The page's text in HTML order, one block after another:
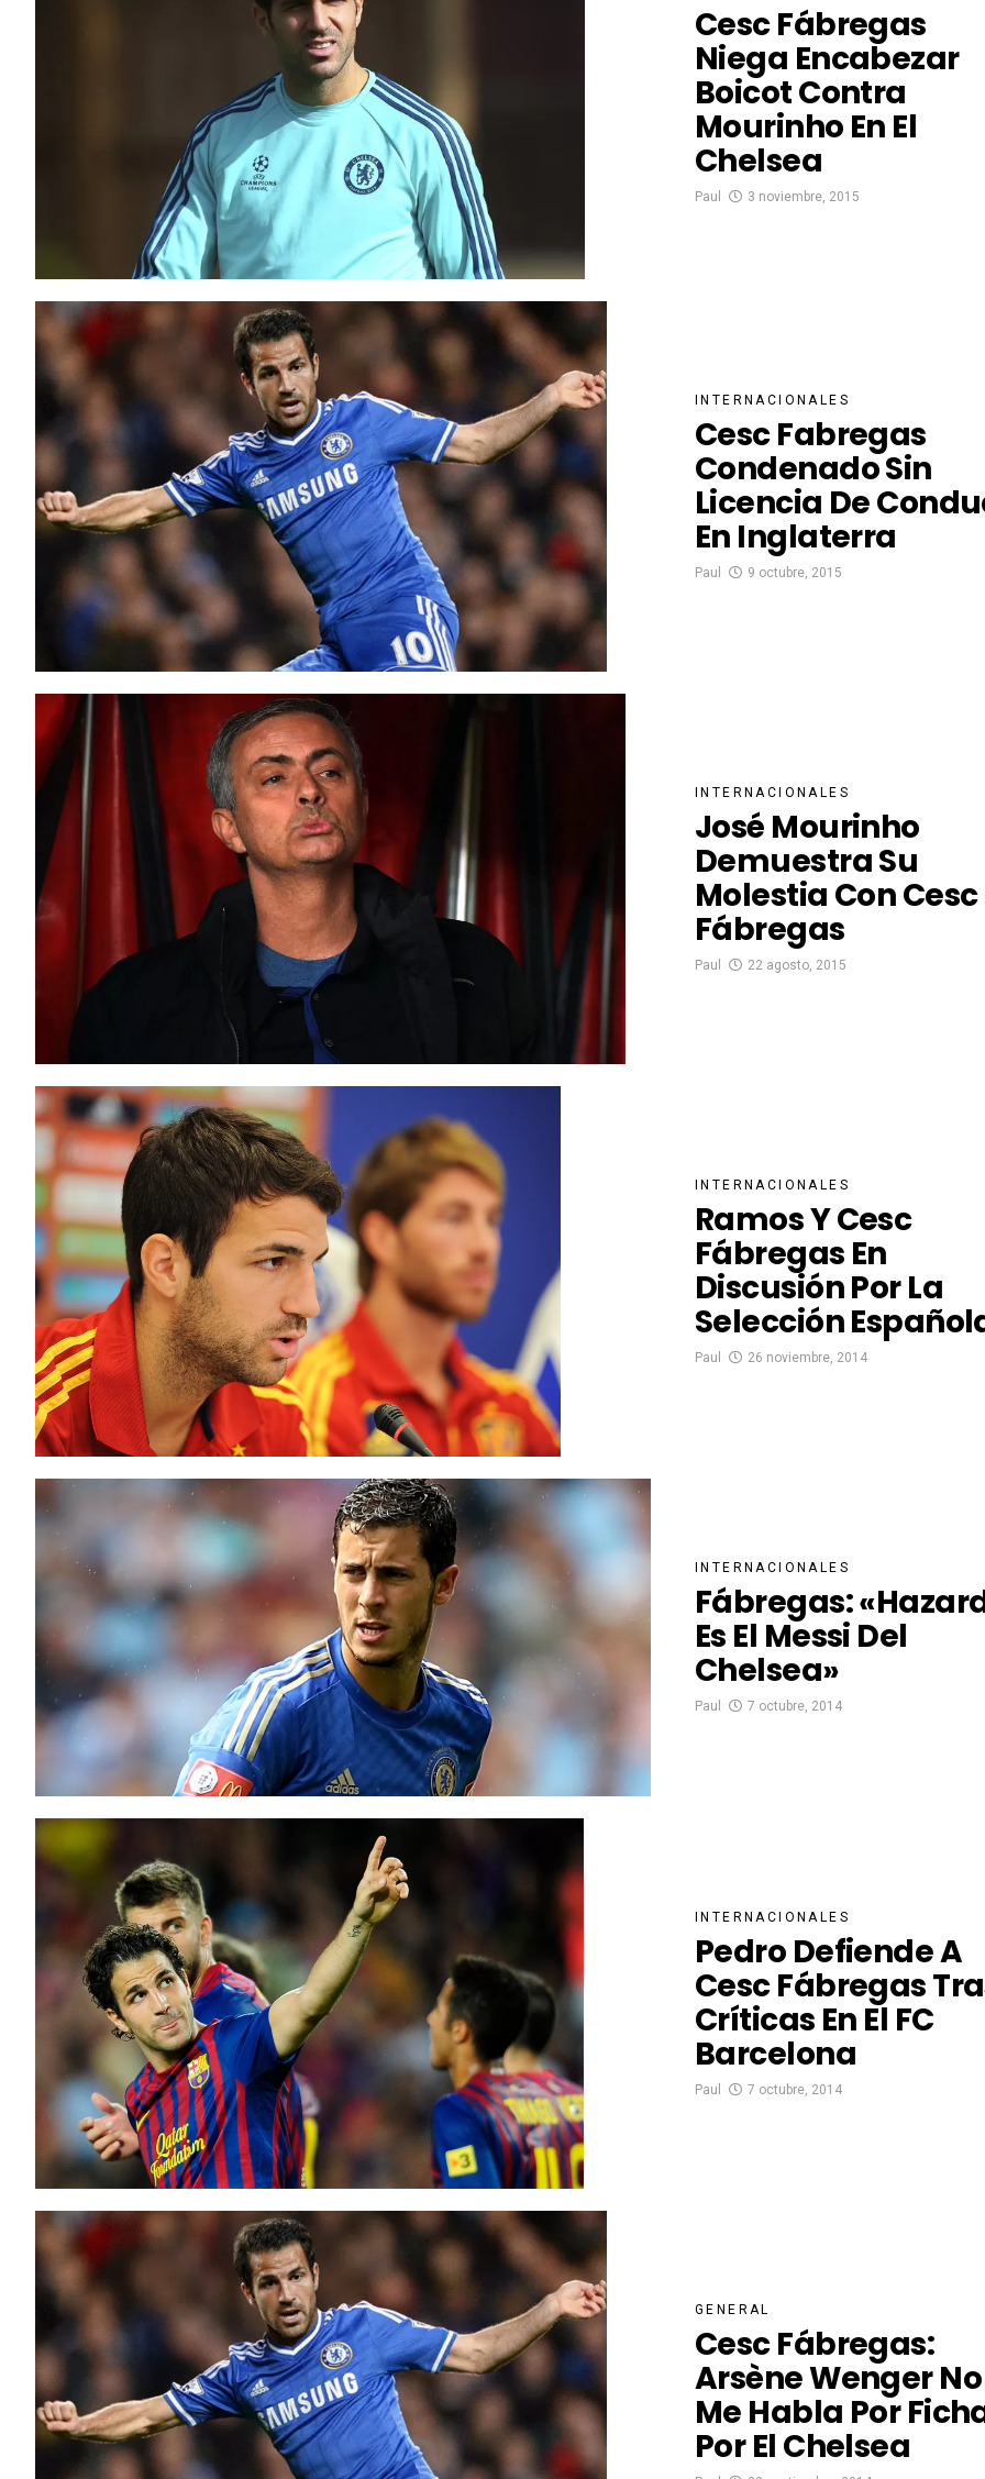
Cesc Fábregas
Niega Encabezar
Boicot Contra
Mourinho En El
Chelsea
Paul 3 noviembre, 2015
INTERNACIONALES
Cesc Fabregas
Condenado Sin
Licencia De
En Inglaterra
Paul 9 octubre, 2015
INTERNACIONALES
José Mourinho
Demuestra Su
Molestia Con Cesc
Fábregas
Paul 22 agosto, 2015
INTERNACIONALES
Ramos Y Cesc
Fábregas En
Discusión Por La
Selección
Paul 26 noviembre, 2014
INTERNACIONALES
Fábregas:
Es El Messi Del
Chelsea»
Paul 7 octubre, 2014
INTERNACIONALES
Pedro Defiende A
Cesc Fábregas
Críticas En El FC
Barcelona
Paul 7 octubre, 2014
GENERAL
Cesc Fábregas:
Arsène Wenger No
Me Habla Por
Por El Chelsea